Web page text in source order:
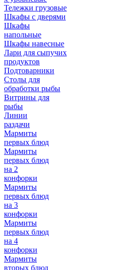
Тележки грузовые
Шкафы с дверями
Шкафы
напольные
Шкафы навесные
Лари для сыпучих
продуктов
Подтоварники
Столы для
обработки рыбы
Витрины для
рыбы
Линии
раздачи
Мармиты
первых блюд
Мармиты
первых блюд
на 2
конфорки
Мармиты
первых блюд
на 3
конфорки
Мармиты
первых блюд
на 4
конфорки
Мармиты
вторых блюд